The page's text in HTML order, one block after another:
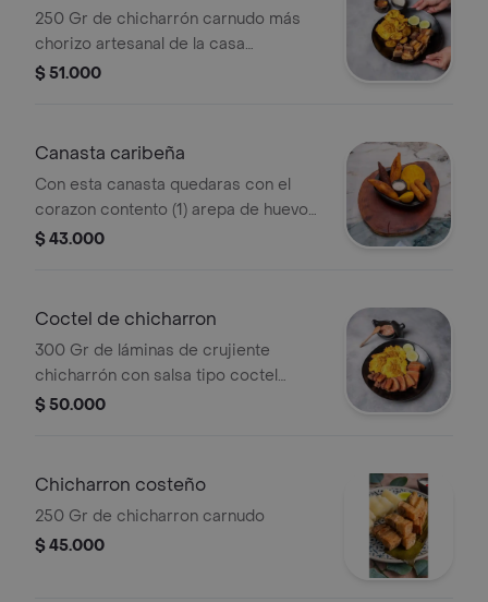
250 Gr de chicharrón carnudo más
chorizo artesanal de la casa
acompañados de yuca cocida,
$ 51.000
Canasta caribeña
Con esta canasta quedaras con el
corazon contento (1) arepa de huevo
(1) carimañola de queso (1) carimañola
$ 43.000
Coctel de chicharron
300 Gr de láminas de crujiente
chicharrón con salsa tipo coctel
acompañados de yuca cocida,
$ 50.000
Chicharron costeño
250 Gr de chicharron carnudo
$ 45.000